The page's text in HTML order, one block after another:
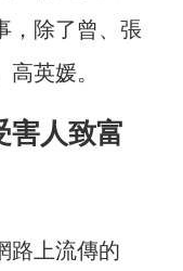
，除了曾、張
英媛。
害人致富
路上流傳的